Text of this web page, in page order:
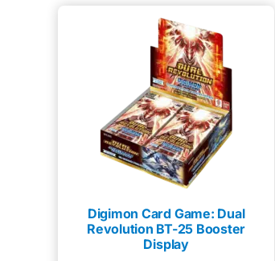
Digimon Card Game: Dual
Revolution BT-25 Booster
Display